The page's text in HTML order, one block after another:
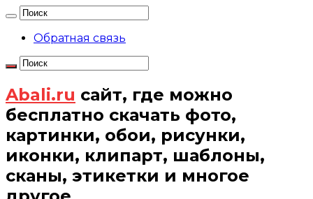
Обратная связь
Abali.ru сайт, где можно
бесплатно скачать фото,
картинки, обои, рисунки,
иконки, клипарт, шаблоны,
сканы, этикетки и многое